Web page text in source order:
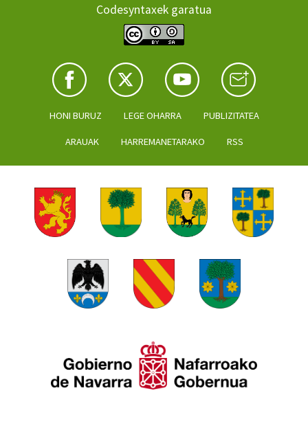
Codesyntaxek garatua
HONI BURUZ LEGE OHARRA PUBLIZITATEA
ARAUAK HARREMANETARAKO RSS